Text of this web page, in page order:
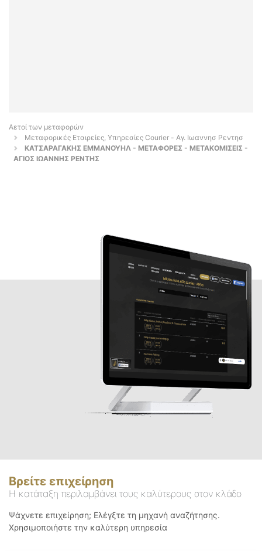
Αετοί των μεταφορών
Μεταφορικές Εταιρείες, Υπηρεσίες Courier - Αγ. Ιωαννησ Ρεντησ
ΚΑΤΣΑΡΑΓΑΚΗΣ ΕΜΜΑΝΟΥΗΛ - ΜΕΤΑΦΟΡΕΣ - ΜΕΤΑΚΟΜΙΣΕΙΣ -
ΑΓΙΟΣ ΙΩΑΝΝΗΣ ΡΕΝΤΗΣ
Βρείτε επιχείρηση
Η κατάταξη περιλαμβάνει τους καλύτερους στον κλάδο
Ψάχνετε επιχείρηση; Ελέγξτε τη μηχανή αναζήτησης.
Χρησιμοποιήστε την καλύτερη υπηρεσία